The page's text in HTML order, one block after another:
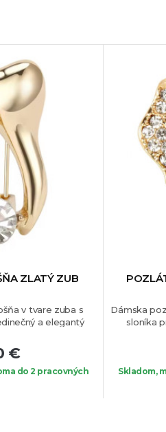
ZLATÝ ZUB
v tvare zuba s
a elegantý
€
do 2 pracovných
Dámska
sloníka
Skladom,